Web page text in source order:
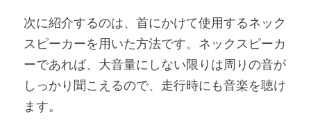
次に紹介するのは、首にかけて使用するネック
スピーカーを用いた方法です。ネックスピーカ
ーであれば、大音量にしない限りは周りの音が
しっかり聞こえるので、走行時にも音楽を聴け
ます。